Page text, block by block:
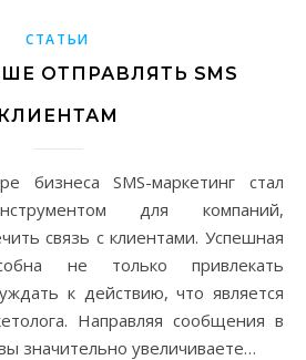
СТАТЬИ
ОТПРАВЛЯТЬ SMS
КЛИЕНТАМ
для компаний,
связь с клиентами. Успешная
не только привлекать
к действию, что является
Направляя сообщения в
значительно увеличиваете…